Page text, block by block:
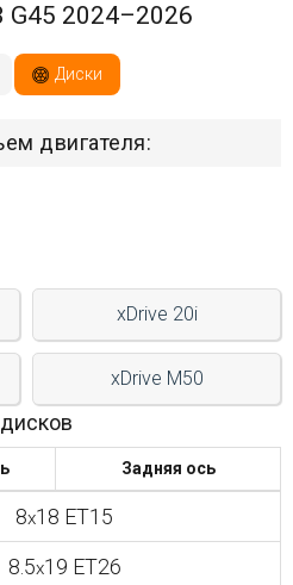
2024–2026
Диски
двигателя:
xDrive 20i
xDrive M50
Задняя ось
8x18 ET15
8.5x19 ET26